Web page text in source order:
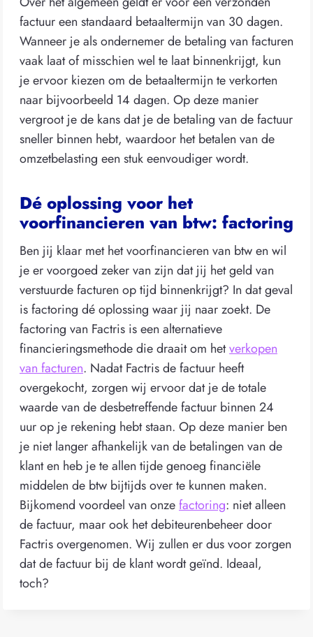
factuur een standaard betaaltermijn van 30 dagen.
Wanneer je als ondernemer de betaling van facturen
vaak laat of misschien wel te laat binnenkrijgt, kun
je ervoor kiezen om de betaaltermijn te verkorten
naar bijvoorbeeld 14 dagen. Op deze manier
vergroot je de kans dat je de betaling van de factuur
sneller binnen hebt, waardoor het betalen van de
omzetbelasting een stuk eenvoudiger wordt.
Dé oplossing voor het
voorfinancieren van btw: factoring
Ben jij klaar met het voorfinancieren van btw en wil
je er voorgoed zeker van zijn dat jij het geld van
verstuurde facturen op tijd binnenkrijgt? In dat geval
is factoring dé oplossing waar jij naar zoekt. De
factoring van Factris is een alternatieve
financieringsmethode die draait om hetverkopen
van facturen. Nadat Factris de factuur heeft
overgekocht, zorgen wij ervoor dat je de totale
waarde van de desbetreffende factuur binnen 24
uur op je rekening hebt staan. Op deze manier ben
je niet langer afhankelijk van de betalingen van de
klant en heb je te allen tijde genoeg financiële
middelen de btw bijtijds over te kunnen maken.
Bijkomend voordeel van onzefactoring: niet alleen
de factuur, maar ook het debiteurenbeheer door
Factris overgenomen. Wij zullen er dus voor zorgen
dat de factuur bij de klant wordt geïnd. Ideaal,
toch?